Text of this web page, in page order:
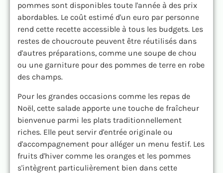
pommes sont disponibles toute l'année à des prix
abordables. Le coût estimé d'un euro par personne
rend cette recette accessible à tous les budgets. Les
restes de choucroute peuvent être réutilisés dans
d'autres préparations, comme une soupe de chou
ou une garniture pour des pommes de terre en robe
des champs.
Pour les grandes occasions comme les repas de
Noël, cette salade apporte une touche de fraîcheur
bienvenue parmi les plats traditionnellement
riches. Elle peut servir d'entrée originale ou
d'accompagnement pour alléger un menu festif. Les
fruits d'hiver comme les oranges et les pommes
s'intègrent particulièrement bien dans cette